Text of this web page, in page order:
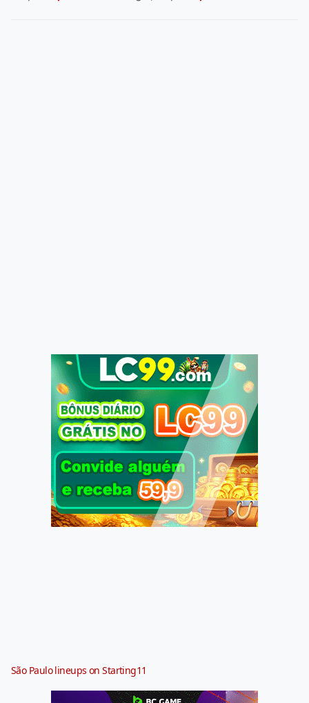
São Paulo lineups on Starting11